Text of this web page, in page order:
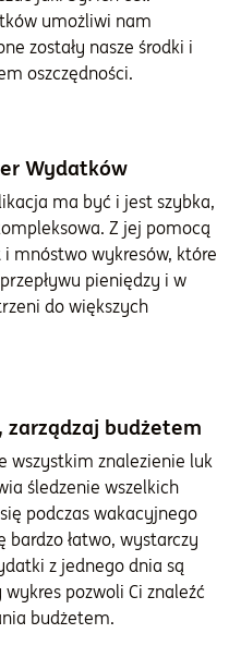
umożliwi nam
zostały nasze środki i
oszczędności.
Wydatków
ma być i jest szybka,
Z jej pomocą
mnóstwo wykresów, które
pieniędzy i w
do większych
budżetem
wszystkim znalezienie luk
śledzenie wszelkich
podczas wakacyjnego
bardzo łatwo, wystarczy
z jednego dnia są
pozwoli Ci znaleźć
budżetem.